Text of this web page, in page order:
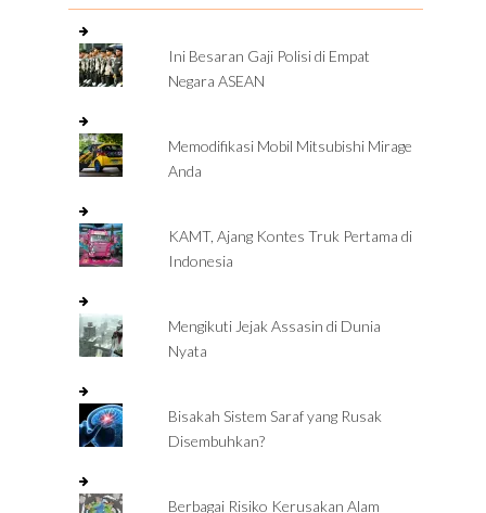
Ini Besaran Gaji Polisi di Empat
Negara ASEAN
Memodifikasi Mobil Mitsubishi Mirage
Anda
KAMT, Ajang Kontes Truk Pertama di
Indonesia
Mengikuti Jejak Assasin di Dunia
Nyata
Bisakah Sistem Saraf yang Rusak
Disembuhkan?
Berbagai Risiko Kerusakan Alam